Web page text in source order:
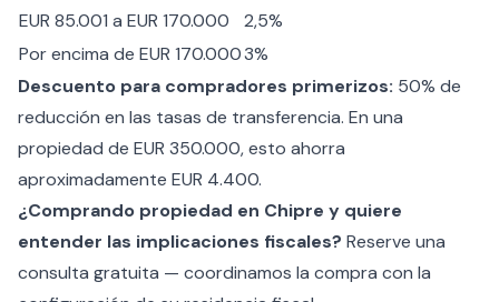
EUR 85.001 a EUR 170.000
2,5%
Por encima de EUR 170.0003%
Descuento para compradores primerizos: 50% de
reducción en las tasas de transferencia. En una
propiedad de EUR 350.000, esto ahorra
aproximadamente EUR 4.400.
¿Comprando propiedad en Chipre y quiere
entender las implicaciones fiscales? Reserve una
consulta gratuita — coordinamos la compra con la